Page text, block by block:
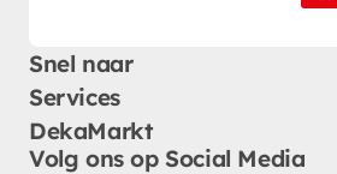
Snel naar
Services
DekaMarkt
Volg ons op Social Media